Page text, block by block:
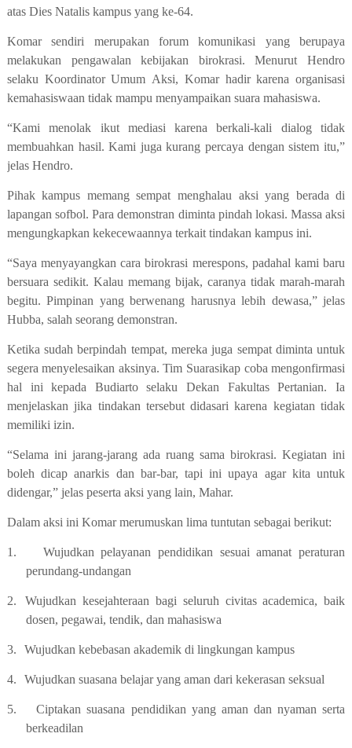
atas Dies Natalis kampus yang ke-64.
Komar sendiri merupakan forum komunikasi yang berupaya
melakukan pengawalan kebijakan birokrasi. Menurut Hendro
selaku Koordinator Umum Aksi, Komar hadir karena organisasi
kemahasiswaan tidak mampu menyampaikan suara mahasiswa.
“Kami menolak ikut mediasi karena berkali-kali dialog tidak
membuahkan hasil. Kami juga kurang percaya dengan sistem itu,”
jelas Hendro.
Pihak kampus memang sempat menghalau aksi yang berada di
lapangan sofbol.Para demonstran diminta pindah lokasi. Massa aksi
mengungkapkan kekecewaannya terkait tindakan kampus ini.
“Saya menyayangkan cara birokrasi merespons, padahal kami baru
bersuara sedikit. Kalau memang bijak, caranya tidak marah-marah
begitu. Pimpinan yang berwenang harusnya lebih dewasa,” jelas
Hubba, salah seorang demonstran.
Ketika sudah berpindah tempat, mereka juga sempat diminta untuk
segera menyelesaikan aksinya. Tim Suarasikap coba mengonfirmasi
hal ini kepada Budiarto selaku Dekan Fakultas Pertanian. Ia
menjelaskan jika tindakan tersebut didasari karena kegiatan tidak
memiliki izin.
“Selama ini jarang-jarang ada ruang sama birokrasi. Kegiatan ini
boleh dicap anarkis dan bar-bar, tapi ini upaya agar kita untuk
didengar,” jelas peserta aksi yang lain, Mahar.
Dalam aksi ini Komar merumuskan lima tuntutan sebagai berikut:
1.
Wujudkan pelayanan pendidikan sesuai amanat peraturan
perundang-undangan
2.
Wujudkan kesejahteraan bagi seluruh civitas academica, baik
dosen, pegawai, tendik, dan mahasiswa
3. Wujudkan kebebasan akademik di lingkungan kampus
4. Wujudkan suasana belajar yang aman dari kekerasan seksual
5.
Ciptakan suasana pendidikan yang aman dan nyaman serta
berkeadilan